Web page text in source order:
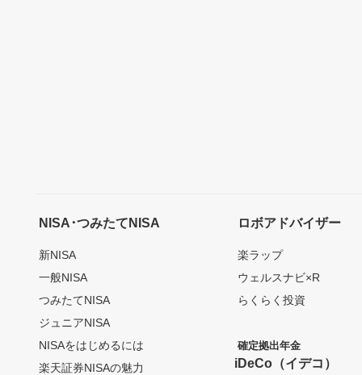
NISA･つみたてNISA
新NISA
一般NISA
つみたてNISA
ジュニアNISA
NISAをはじめるには
楽天証券NISAの魅力
ロボアドバイザー
楽ラップ
ウェルスナビ×R
らくらく投資
確定拠出年金
iDeCo（イデコ）